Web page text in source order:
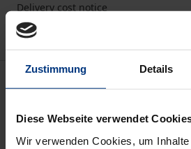
Zustimmung Details
Diese Webseite verwendet
Wir verwenden Cookies, um
Delivery cost notice
Description
Die Multidimensionale Skalierung
Familie von Verfahren, die